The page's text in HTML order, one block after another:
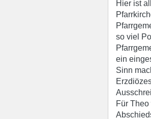
Hier ist
so viel
ein
Sinn
Für